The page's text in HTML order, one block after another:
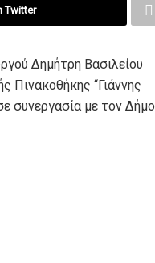
Twitter
Δημήτρη Βασιλείου
Πινακοθήκης “Γιάννης
συνεργασία με τον Δήμο